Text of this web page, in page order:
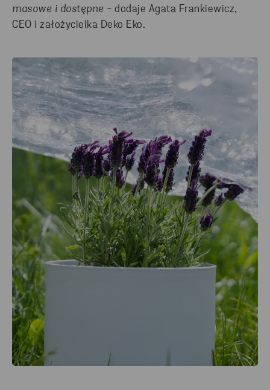
masowe i dostępne - dodaje Agata Frankiewicz,
CEO i założycielka Deko Eko.